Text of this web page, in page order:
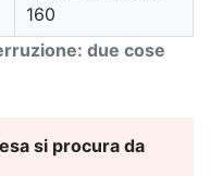
due cose
160
si procura da